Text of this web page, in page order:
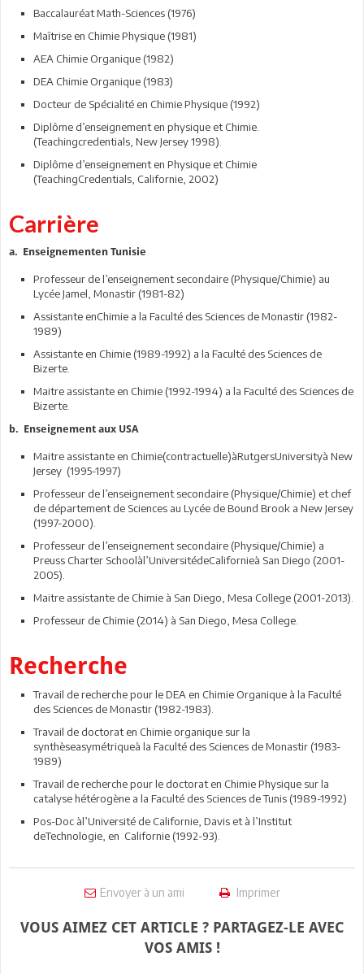
Baccalauréat Math-Sciences (1976)
Maîtrise en Chimie Physique (1981)
AEA Chimie Organique (1982)
DEA Chimie Organique (1983)
Docteur de Spécialité en Chimie Physique (1992)
Diplôme d’enseignement en physique et Chimie.
(Teachingcredentials, New Jersey 1998).
Diplôme d’enseignement en Physique et Chimie
(TeachingCredentials, Californie, 2002)
Carrière
a. Enseignementen Tunisie
Professeur de l’enseignement secondaire (Physique/Chimie) au
Lycée Jamel, Monastir (1981-82)
Assistante enChimie a la Faculté des Sciences de Monastir (1982-
1989)
Assistante en Chimie (1989-1992) a la Faculté des Sciences de
Bizerte.
Maitre assistante en Chimie (1992-1994) a la Faculté des Sciences de
Bizerte.
b. Enseignement aux USA
Maitre assistante en Chimie(contractuelle)àRutgersUniversityà New
Jersey (1995-1997)
Professeur de l’enseignement secondaire (Physique/Chimie) et chef
de département de Sciences au Lycée de Bound Brook a New Jersey
(1997-2000).
Professeur de l’enseignement secondaire (Physique/Chimie) a
Preuss Charter Schoolàl’UniversitédeCalifornieà San Diego (2001-
2005).
Maitre assistante de Chimie à San Diego, Mesa College (2001-2013).
Professeur de Chimie (2014) à San Diego, Mesa College.
Recherche
Travail de recherche pour le DEA en Chimie Organique à la Faculté
des Sciences de Monastir (1982-1983).
Travail de doctorat en Chimie organique sur la
synthèseasymétriqueà la Faculté des Sciences de Monastir (1983-
1989)
Travail de recherche pour le doctorat en Chimie Physique sur la
catalyse hétérogène a la Faculté des Sciences de Tunis (1989-1992)
Pos-Doc àl’Université de Californie, Davis et à l’Institut
deTechnologie, en Californie (1992-93).
Envoyer à un ami Imprimer
VOUS AIMEZ CET ARTICLE ? PARTAGEZ-LE AVEC
VOS AMIS !